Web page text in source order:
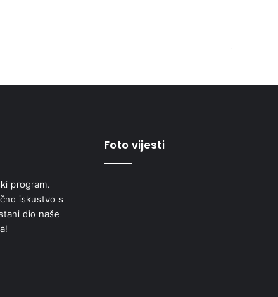
program.
iskustvo s
dio naše
Foto vijesti